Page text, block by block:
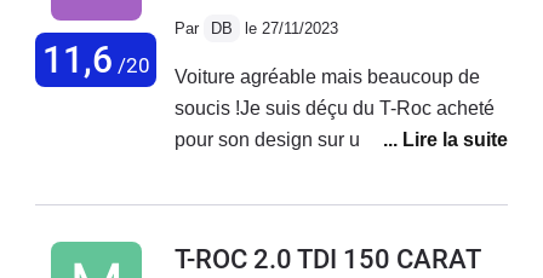
11,6 /20
Par DB le 27/11/2023
Voiture agréable mais beaucoup de
soucis !Je suis déçu du T-Roc acheté
pour son design sur un coup de coeur
Allemagne et livrée à la maison. Ca
rappel constructeur pour changement
T-ROC 2.0 TDI 150 CARAT